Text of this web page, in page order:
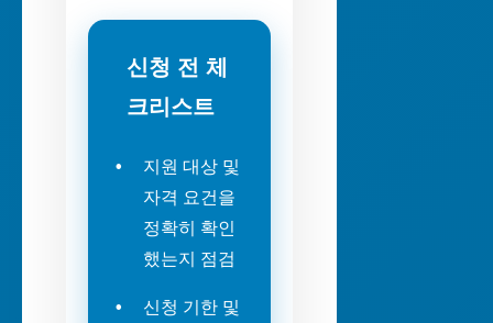
신청 전 체
크리스트
지원 대상 및
자격 요건을
정확히 확인
했는지 점검
신청 기한 및